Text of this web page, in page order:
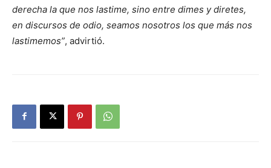
derecha la que nos lastime, sino entre dimes y diretes,
en discursos de odio, seamos nosotros los que más nos
lastimemos , advirtió.